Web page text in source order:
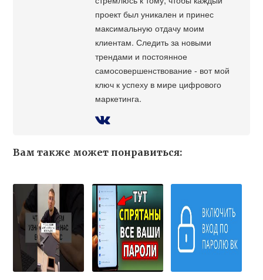
проект был уникален и принес
максимальную отдачу моим
клиентам. Следить за новыми
трендами и постоянное
самосовершенствование - вот мой
ключ к успеху в мире цифрового
маркетинга.
Вам также может понравиться: